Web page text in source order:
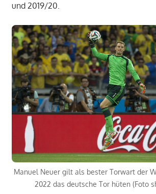
und 2019/20.
Manuel Neuer gilt als bester Torwart der
2022 das deutsche Tor hüten (Foto